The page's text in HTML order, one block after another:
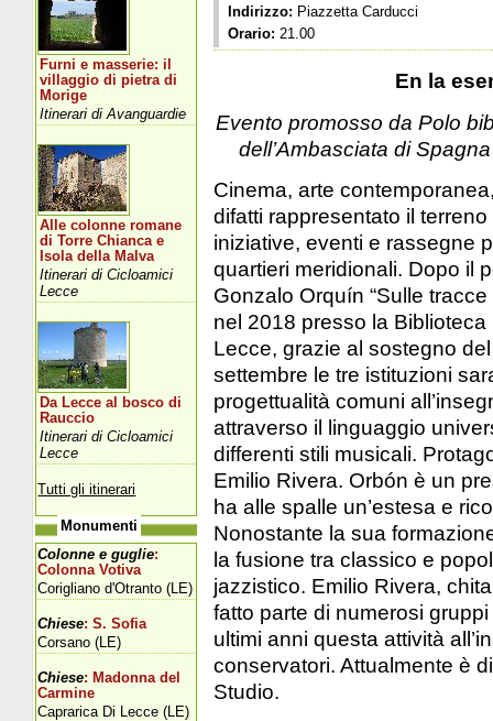
Indirizzo: Piazzetta Carducci
Orario: 21.00
En la
Evento promosso da Polo
dell’Ambasciata di
Cinema, arte
difatti rappresentato il
iniziative, eventi e rassegne
quartieri meridionali. Dopo il
Gonzalo Orquín “Sulle
nel 2018 presso la
Lecce, grazie al sostegno
settembre le tre istituzioni
progettualità comuni
attraverso il linguaggio
differenti stili musicali.
Emilio Rivera. Orbón è un
ha alle spalle un’estesa e
Nonostante la sua
la fusione tra classico e
jazzistico. Emilio Rivera,
fatto parte di numerosi
ultimi anni questa attività
conservatori. Attualmente è
Studio.
Furni e masserie: il
villaggio di pietra di
Morige
Itinerari di Avanguardie
Alle colonne romane
di Torre Chianca e
Isola della Malva
Itinerari di Cicloamici
Lecce
Da Lecce al bosco di
Rauccio
Itinerari di Cicloamici
Lecce
Tutti gli itinerari
Monumenti
Colonne e guglie:
Colonna Votiva
Corigliano d'Otranto (LE)
Chiese: S. Sofia
Corsano (LE)
Chiese: Madonna del
Carmine
Caprarica Di Lecce (LE)